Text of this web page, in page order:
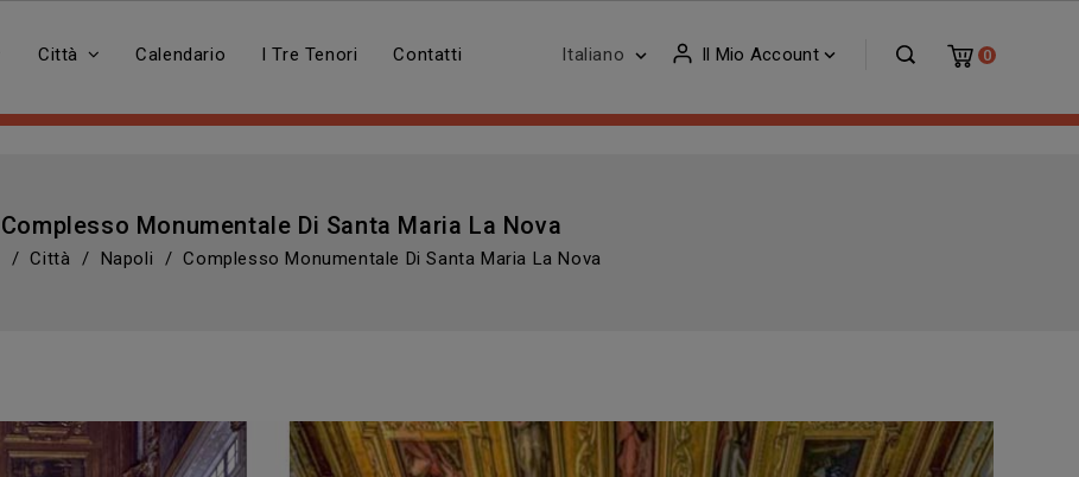
0
Il Mio Account 
Italiano 
Città Calendario I Tre Tenori Contatti
Complesso Monumentale Di Santa Maria La Nova
Città Napoli Complesso Monumentale Di Santa Maria La Nova